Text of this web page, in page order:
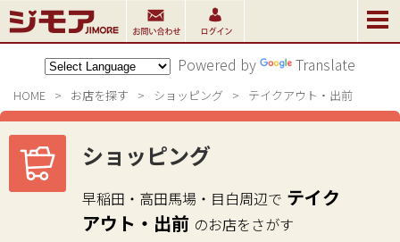
Powered by Translate
HOME > お店を探す > ショッピング > テイクアウト・出前
ショッピング
早稲田・高田馬場・目白周辺で テイク
アウト・出前 のお店をさがす